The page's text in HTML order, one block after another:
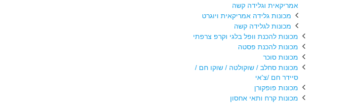
אמריקאית וגלידה קשה
מכונות גלידה אמריקאית ויוגרט
מכונות לגלידה קשה
מכונות להכנת וופל בלגי וקרפ צרפתי
מכונות להכנת פסטה
מכונות סוכר
מכונות סחלב / שוקולטה / שוקו חם /
סיידר חם /צ'אי
מכונות פופקורן
מכונות קרח ותאי אחסון